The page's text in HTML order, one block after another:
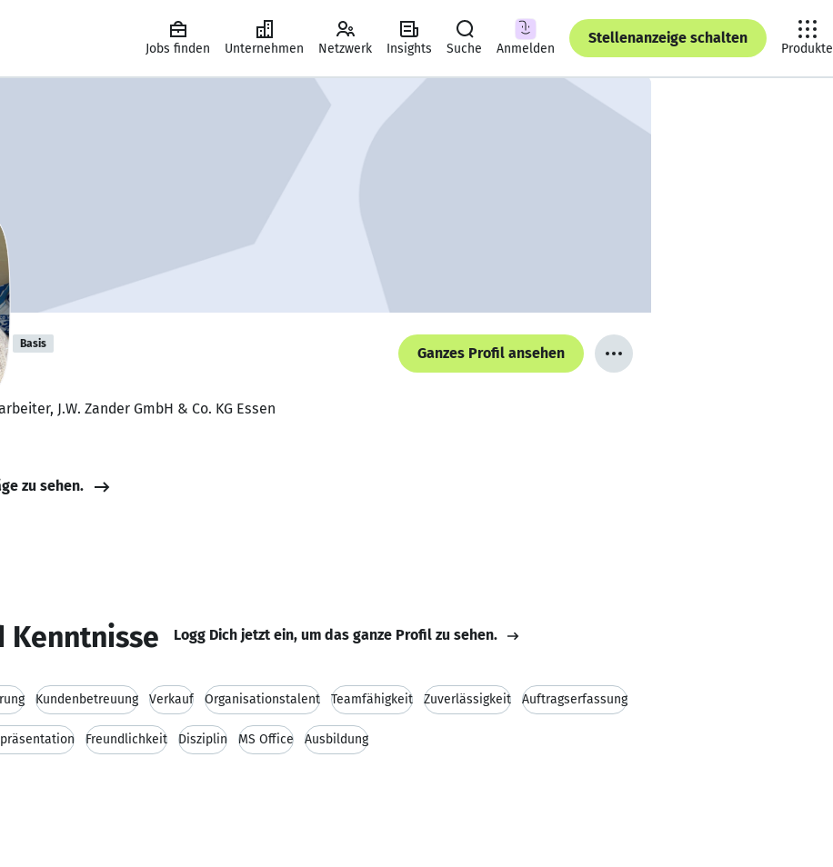
Jobs finden Unternehmen Netzwerk Insights Suche Anmelden
Stellenanzeige schalten
Produkte
Basis
Ganzes Profil ansehen
J.W. Zander GmbH & Co. KG Essen
zu sehen.
Kenntnisse Logg Dich jetzt ein, um das ganze Profil zu sehen.
Kundenbetreuung Verkauf Organisationstalent Teamfähigkeit Zuverlässigkeit Auftragserfassung
Freundlichkeit Disziplin MS Office Ausbildung